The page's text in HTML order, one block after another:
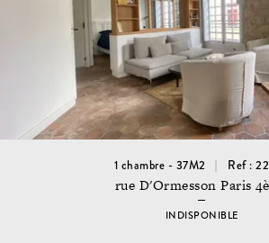
1 chambre - 37M2 Ref :
rue D'Ormesson Paris
INDISPONIBLE